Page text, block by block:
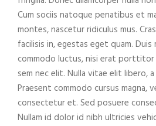
Cum sociis natoque penatibus et
montes, nascetur ridiculus mus.
facilisis in, egestas eget quam.
commodo luctus, nisi erat porttitor
sem nec elit. Nulla vitae elit libero,
Praesent commodo cursus magna,
consectetur et. Sed posuere
Nullam id dolor id nibh ultricies